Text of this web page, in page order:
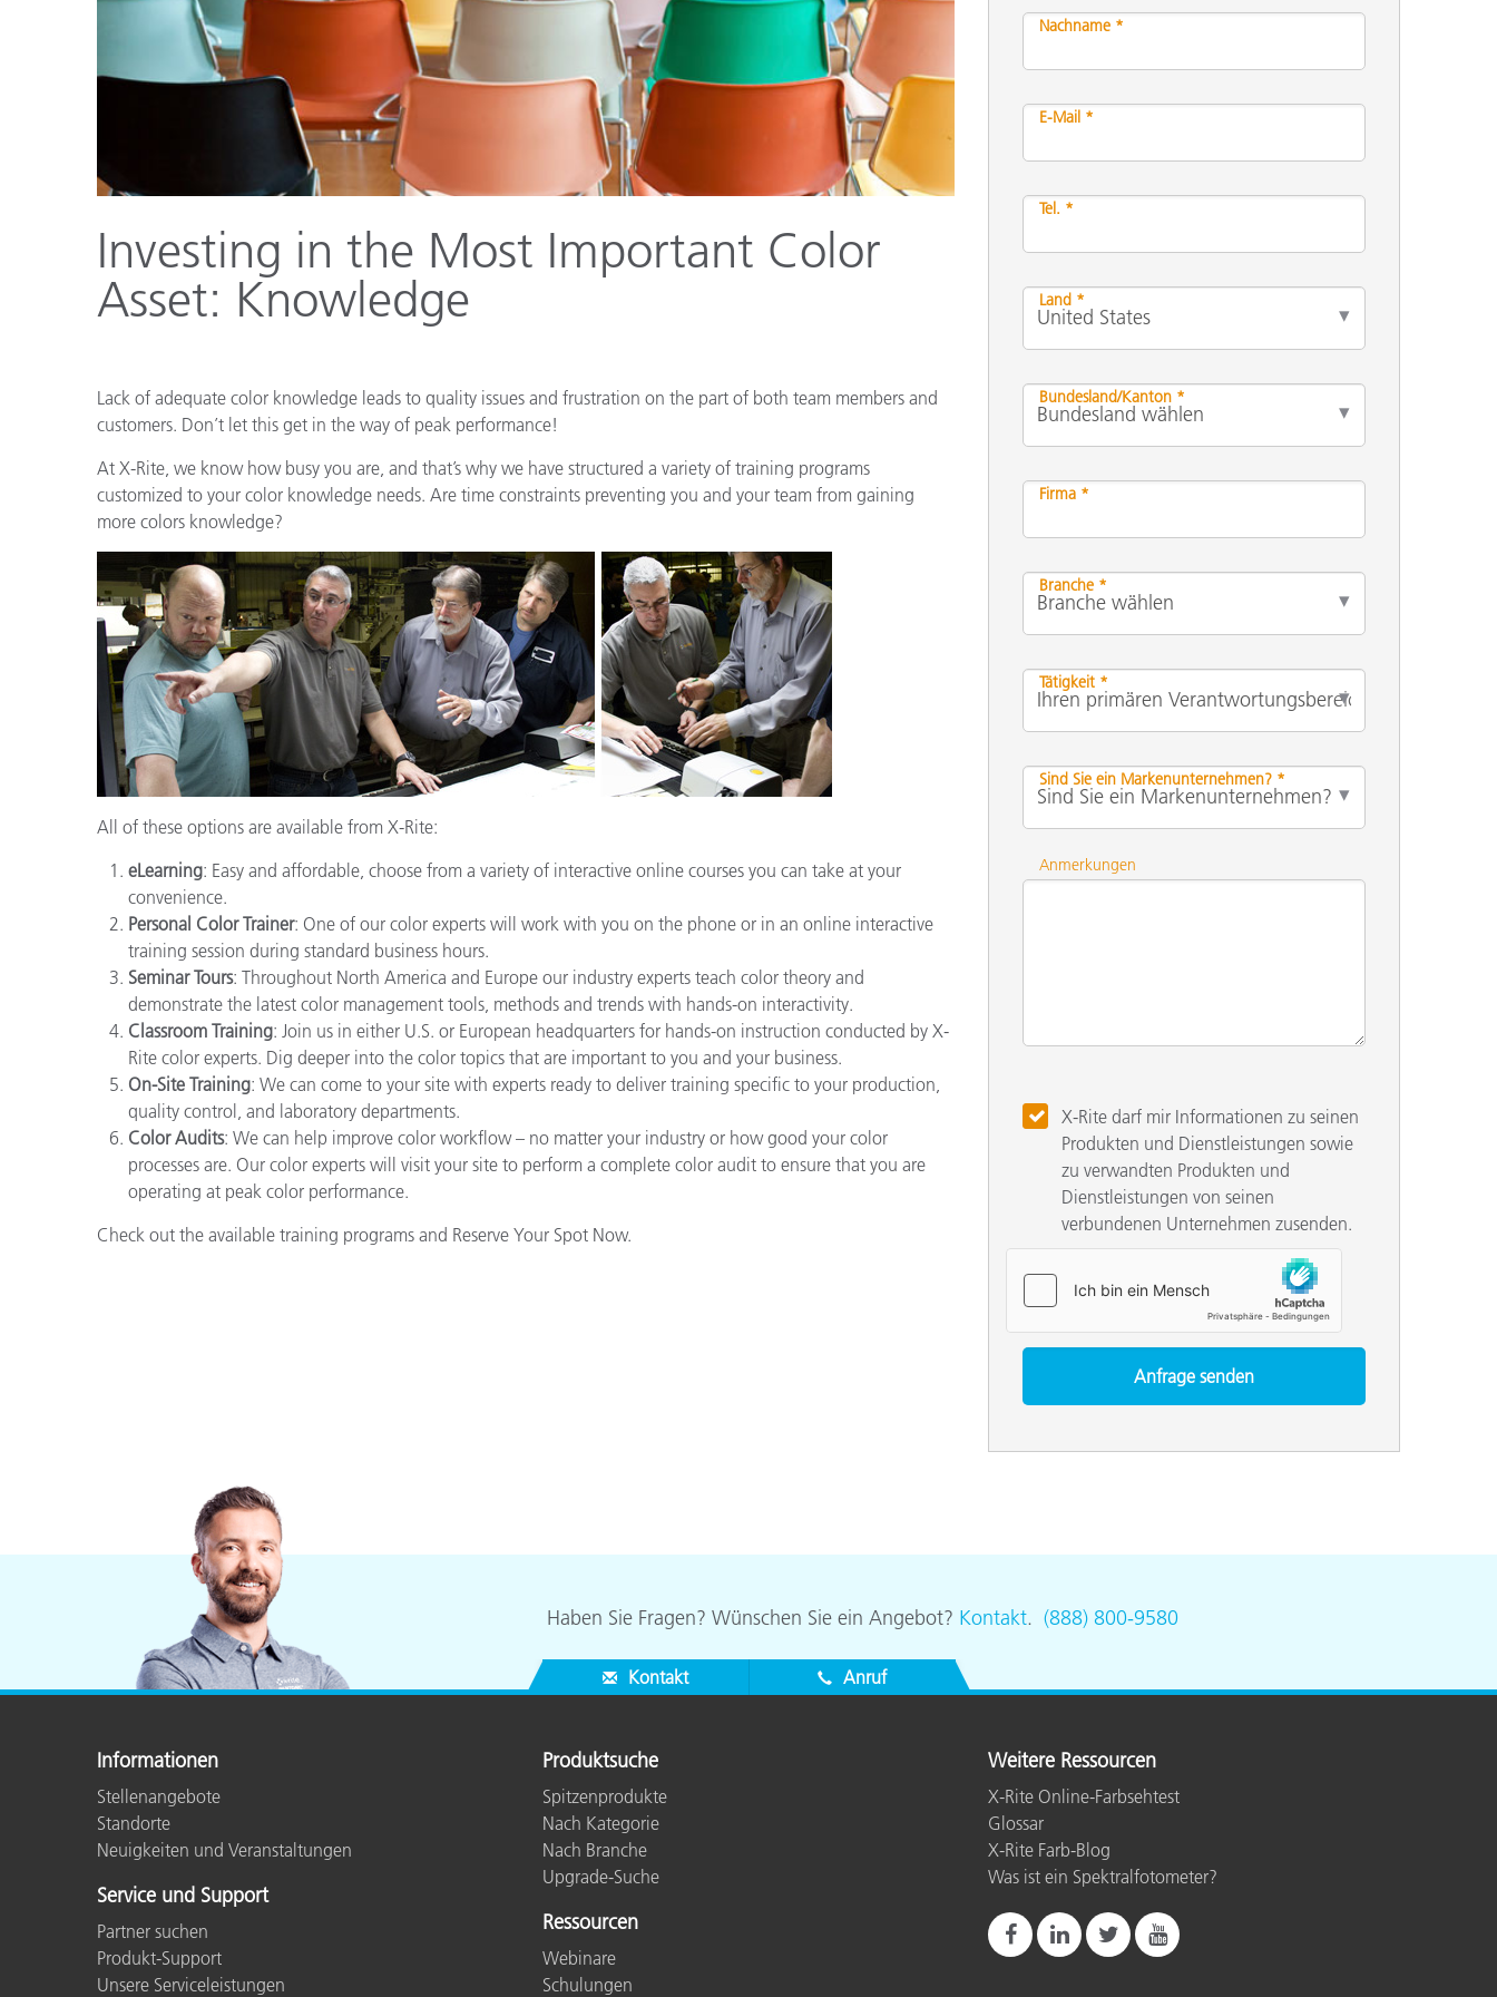
Papier
Baumaterialien
Gebrauchsgüter
Investing in the Most Important Color
Asset: Knowledge
L ack of adequate color knowledge leads to quality issues and frustration on the part of both team members and
customers. Don’t let this get in the way of peak performance!
At X-Rite, we know how busy you are, and that’s why we have structured a variety of training programs
customized to your color knowledge needs. Are time constraints preventing you and your team from gaining
more colors knowledge?
All of these options are available from X-Rite:
eLearning: Easy and affordable, choose from a variety of interactive online courses you can take at your
convenience.
Personal Color Trainer: One of our color experts will work with you on the phone or in an online interactive
training session during standard business hours.
Seminar Tours: Throughout North America and Europe our industry experts teach color theory and
demonstrate the latest color management tools, methods and trends with hands-on interactivity.
Classroom Training: Join us in either U.S. or European headquarters for hands-on instruction conducted by X-
Rite color experts. Dig deeper into the color topics that are important to you and your business.
On-Site Training: We can come to your site with experts ready to deliver training specific to your production,
quality control, and laboratory departments.
Color Audits: We can help improve color workflow – no matter your industry or how good your color
processes are. Our color experts will visit your site to perform a complete color audit to ensure that you are
operating at peak color performance.
Check out the available training programs and Reserve Your Spot Now.
Nachname *
E-Mail *
Tel. *
Land *
Bundesland/Kanton *
Firma *
Branche *
Tätigkeit *
Sind Sie ein Markenunternehmen? *
Anmerkungen
X-Rite darf mir Informationen zu seinen
Produkten und Dienstleistungen sowie
zu verwandten Produkten und
Dienstleistungen von seinen
verbundenen Unternehmen zusenden.
Haben Sie Fragen? Wünschen Sie ein Angebot? Kontakt. (888) 800-9580
Kontakt Anruf
Informationen
Stellenangebote
Standorte
Neuigkeiten und Veranstaltungen
Service und Support
Partner suchen
Produkt-Support
Unsere Serviceleistungen
Produktsuche
Spitzenprodukte
Nach Kategorie
Nach Branche
Upgrade-Suche
Ressourcen
Webinare
Schulungen
Weitere Ressourcen
X-Rite Online-Farbsehtest
Glossar
X-Rite Farb-Blog
Was ist ein Spektralfotometer?